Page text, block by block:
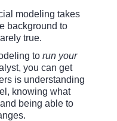
modeling takes
background to
true.
torun your
you can get
is understanding
knowing what
being able to